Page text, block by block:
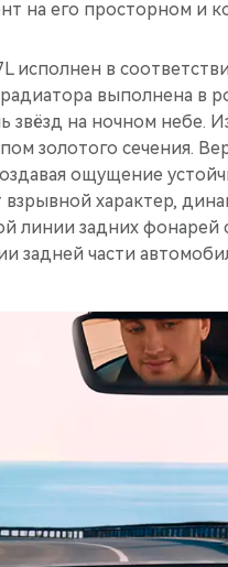
на его просторном и
исполнен в
радиатора выполнена
на ночном небе.
золотого сечения.
ощущение
характер,
линии задних фонарей
задней части